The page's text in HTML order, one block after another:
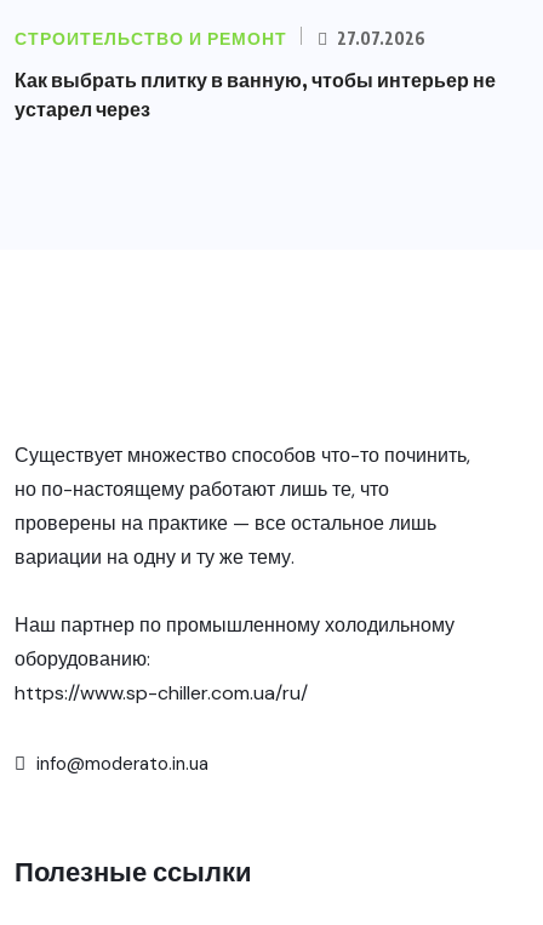
СТРОИТЕЛЬСТВО И РЕМОНТ 27.07.2026
Как выбрать плитку в ванную, чтобы интерьер не
устарел через
Существует множество способов что-то починить,
но по-настоящему работают лишь те, что
проверены на практике — все остальное лишь
вариации на одну и ту же тему.
Наш партнер по промышленному холодильному
оборудованию:
https://www.sp-chiller.com.ua/ru/
info@moderato.in.ua
Полезные ссылки